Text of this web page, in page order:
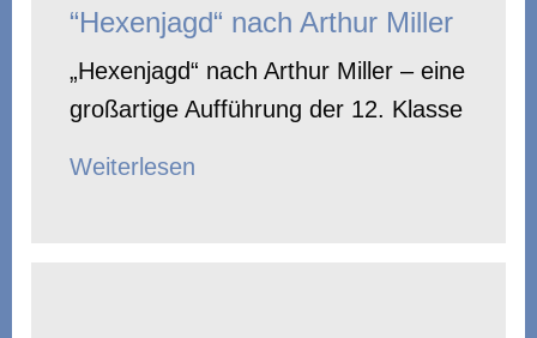
“Hexenjagd“ nach Arthur Miller
„Hexenjagd“ nach Arthur Miller – eine
großartige Aufführung der 12. Klasse
Weiterlesen